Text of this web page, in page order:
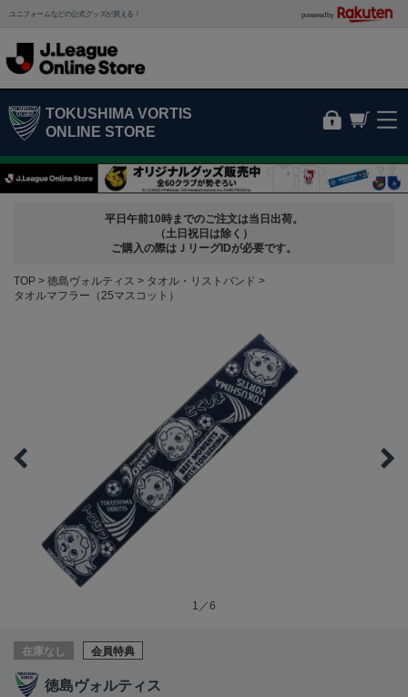
ユニフォームなどの公式グッズが買える！ powered by
TOKUSHIMA VORTIS
ONLINE STORE
平日午前10時までのご注文は当日出荷。
（土日祝日は除く）
ご購入の際はＪリーグIDが必要です。
TOP 徳島ヴォルティス
タオル・リストバンド
タオルマフラー（25マスコット）
1／6
在庫なし 会員特典
徳島ヴォルティス